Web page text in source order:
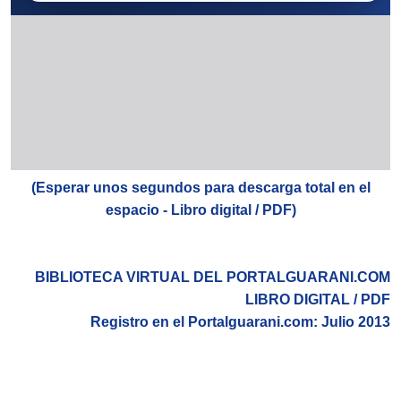
(Esperar unos segundos para descarga total en el
espacio - Libro digital / PDF)
BIBLIOTECA VIRTUAL DEL PORTALGUARANI.COM
LIBRO DIGITAL / PDF
Registro en el Portalguarani.com: Julio 2013